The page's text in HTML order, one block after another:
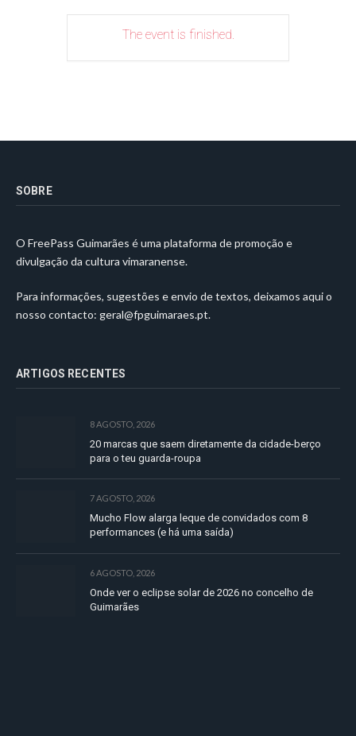
The event is finished.
SOBRE
O FreePass Guimarães é uma plataforma de promoção e
divulgação da cultura vimaranense.
Para informações, sugestões e envio de textos, deixamos aqui o
nosso contacto: geral@fpguimaraes.pt.
ARTIGOS RECENTES
8 AGOSTO, 2026
20 marcas que saem diretamente da cidade-berço
para o teu guarda-roupa
7 AGOSTO, 2026
Mucho Flow alarga leque de convidados com 8
performances (e há uma saída)
6 AGOSTO, 2026
Onde ver o eclipse solar de 2026 no concelho de
Guimarães